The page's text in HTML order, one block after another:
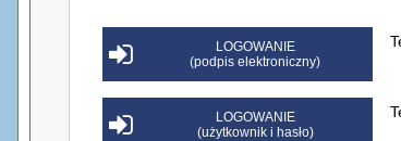
LOGOWANIE
(podpis elektroniczny)
LOGOWANIE
(użytkownik i hasło)